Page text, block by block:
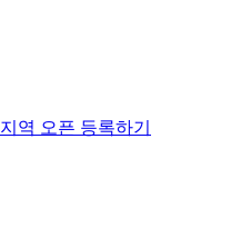
지역 오픈 등록하기